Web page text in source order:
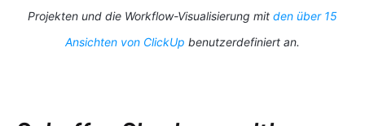
Projekten und die Workflow-Visualisierung mit den über 15
Ansichten von ClickUp benutzerdefiniert an.